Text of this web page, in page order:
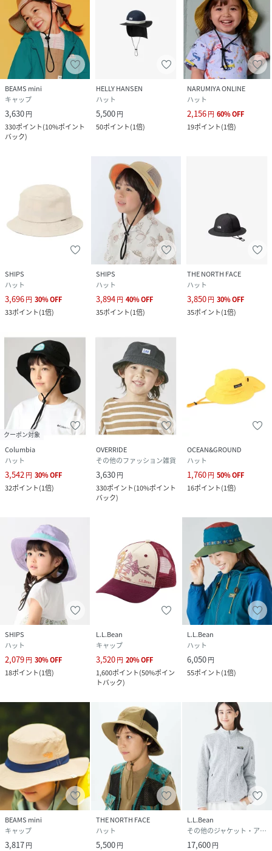
BEAMS mini
キャップ
3,630円
330ポイント(10%ポイント
バック)
HELLY HANSEN
ハット
5,500円
50ポイント(1倍)
NARUMIYA ONLINE
ハット
2,156円 60%OFF
19ポイント(1倍)
SHIPS
ハット
3,696円 30%OFF
33ポイント(1倍)
SHIPS
ハット
3,894円 40%OFF
35ポイント(1倍)
THE NORTH FACE
ハット
3,850円 30%OFF
35ポイント(1倍)
クーポン対象
Columbia
ハット
3,542 円 30%OFF
32ポイント(1倍)
OVERRIDE
その他のファッション雑貨
3,630円
330ポイント(10%ポイント
バック)
OCEAN&GROUND
ハット
1,760円 50%OFF
16ポイント(1倍)
SHIPS
ハット
2,079円 30%OFF
18ポイント(1倍)
L.L.Bean
キャップ
3,520円 20%OFF
1,600ポイント(50%ポイン
トバック)
L.L.Bean
ハット
6,050円
55ポイント(1倍)
BEAMS mini
キャップ
3,817円
THE NORTH FACE
ハット
5,500円
L.L.Bean
その他のジャケット・アウター
17,600円